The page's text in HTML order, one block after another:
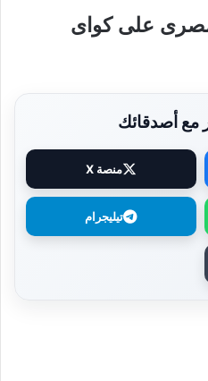
على كواى
مع أصدقائك
منصة X
تيليجرام